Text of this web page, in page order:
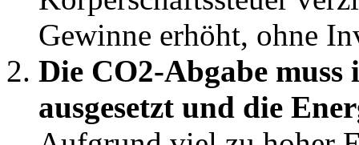
Gewinne erhöht, ohne
Die CO2-Abgabe
ausgesetzt und die